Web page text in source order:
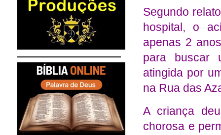
Segundo
hospital, o
apenas 2 anos
para buscar
atingida por
na Rua das
A criança
chorosa e